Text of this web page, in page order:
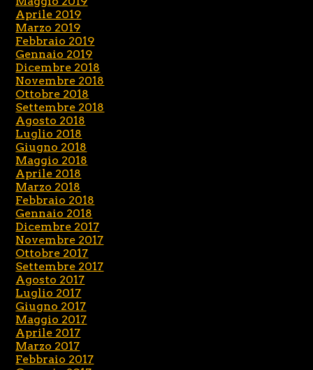
Aprile 2019
Marzo 2019
Febbraio 2019
Gennaio 2019
Dicembre 2018
Novembre 2018
Ottobre 2018
Settembre 2018
Agosto 2018
Luglio 2018
Giugno 2018
Maggio 2018
Aprile 2018
Marzo 2018
Febbraio 2018
Gennaio 2018
Dicembre 2017
Novembre 2017
Ottobre 2017
Settembre 2017
Agosto 2017
Luglio 2017
Giugno 2017
Maggio 2017
Aprile 2017
Marzo 2017
Febbraio 2017